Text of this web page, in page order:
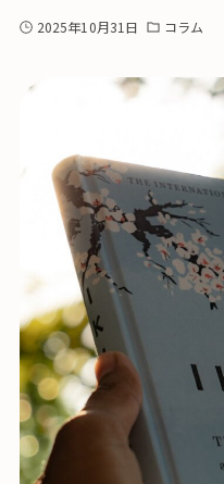
2025年10月31日 コラム